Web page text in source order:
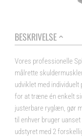
BESKRIVELSE
Vores professionelle
målrette
udviklet med individuelt
for at træne én enkelt
justerbare ryglæn, gør
til enhver bruger
udstyret med 2